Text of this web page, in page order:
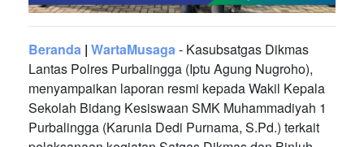
Beranda | WartaMusaga- Kasubsatgas Dikmas
Lantas Polres Purbalingga (Iptu Agung Nugroho),
menyampaikan laporan resmi kepada Wakil Kepala
Sekolah Bidang Kesiswaan SMK Muhammadiyah 1
Purbalingga (Karunia Dedi Purnama, S.Pd.) terkait